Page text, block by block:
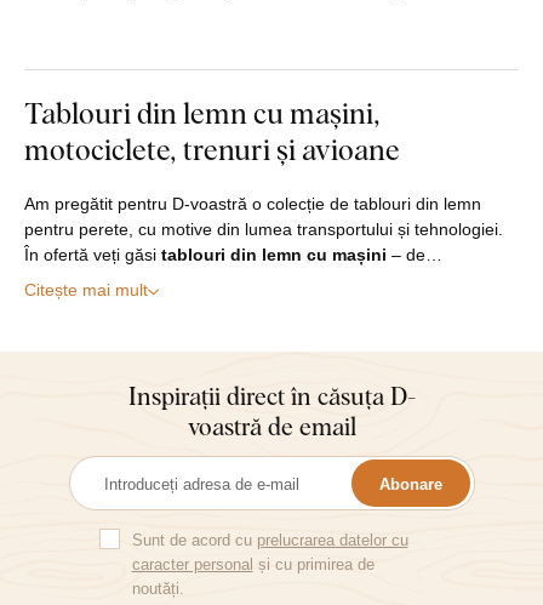
Tablouri din lemn cu mașini,
motociclete, trenuri și avioane
Am pregătit pentru D‑voastră o colecție de tablouri din lemn
pentru perete, cu motive din lumea transportului și tehnologiei.
În ofertă veți găsi tablouri din lemn cu mașini – de…
Citește mai mult
Inspirații direct în căsuța D-
voastră de email
Abonare
Sunt de acord cu prelucrarea datelor cu
caracter personal și cu primirea de
noutăți.